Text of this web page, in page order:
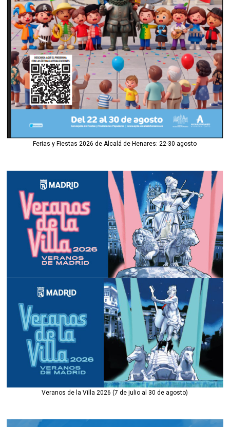
Ferias y Fiestas 2026 de Alcalá de Henares: 22-30 agosto
Veranos de la Villa 2026 (7 de julio al 30 de agosto)